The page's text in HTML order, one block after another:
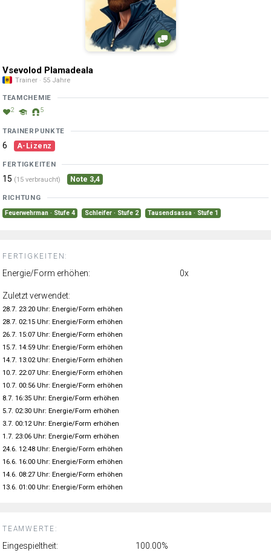
TEAMWERTE:
Eingespieltheit: 100.00%
Vsevolod Plamadeala
Trainer · 55 Jahre
TEAMCHEMIE
2 5
TRAINERPUNKTE
6 A-Lizenz
FERTIGKEITEN
15 (15 verbraucht) Note 3,4
RICHTUNG
Feuerwehrman · Stufe 4 Schleifer · Stufe 2 Tausendsassa · Stufe 1
FERTIGKEITEN:
Energie/Form erhöhen: 0x
Zuletzt verwendet:
28.7. 23:20 Uhr: Energie/Form erhöhen
28.7. 02:15 Uhr: Energie/Form erhöhen
26.7. 15:07 Uhr: Energie/Form erhöhen
15.7. 14:59 Uhr: Energie/Form erhöhen
14.7. 13:02 Uhr: Energie/Form erhöhen
10.7. 22:07 Uhr: Energie/Form erhöhen
10.7. 00:56 Uhr: Energie/Form erhöhen
8.7. 16:35 Uhr: Energie/Form erhöhen
5.7. 02:30 Uhr: Energie/Form erhöhen
3.7. 00:12 Uhr: Energie/Form erhöhen
1.7. 23:06 Uhr: Energie/Form erhöhen
24.6. 12:48 Uhr: Energie/Form erhöhen
16.6. 16:00 Uhr: Energie/Form erhöhen
14.6. 08:27 Uhr: Energie/Form erhöhen
13.6. 01:00 Uhr: Energie/Form erhöhen